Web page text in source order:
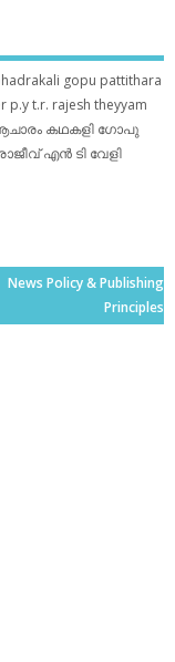
gopu pattithara
p.yt.r. rajesh theyyam
കഥകളി ഗോപു
എൻ ടി വേളി
News Policy & Publishing
Principles